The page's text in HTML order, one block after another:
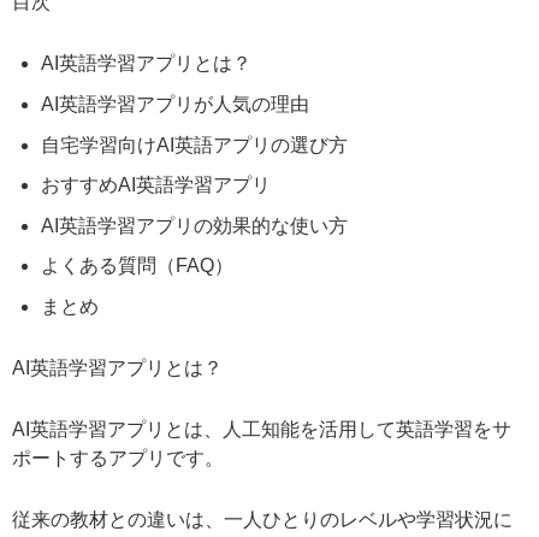
AI英語学習アプリとは？
AI英語学習アプリが人気の理由
自宅学習向けAI英語アプリの選び方
おすすめAI英語学習アプリ
AI英語学習アプリの効果的な使い方
よくある質問（FAQ）
まとめ
AI英語学習アプリとは？
AI英語学習アプリとは、人工知能を活用して英語学習をサ
ポートするアプリです。
従来の教材との違いは、一人ひとりのレベルや学習状況に